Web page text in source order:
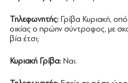
Τηλεφωνητής: Γρίβα Κυριακή,
οικίας ο πρώην σύντροφος, με
βία έτσι;
Κυριακή Γρίβα: Ναι.